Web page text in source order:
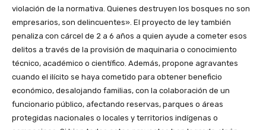
violación de la normativa. Quienes destruyen los bosques no son
empresarios, son delincuentes». El proyecto de ley también
penaliza con cárcel de 2 a 6 años a quien ayude a cometer esos
delitos a través de la provisión de maquinaria o conocimiento
técnico, académico o científico. Además, propone agravantes
cuando el ilícito se haya cometido para obtener beneficio
económico, desalojando familias, con la colaboración de un
funcionario público, afectando reservas, parques o áreas
protegidas nacionales o locales y territorios indígenas o